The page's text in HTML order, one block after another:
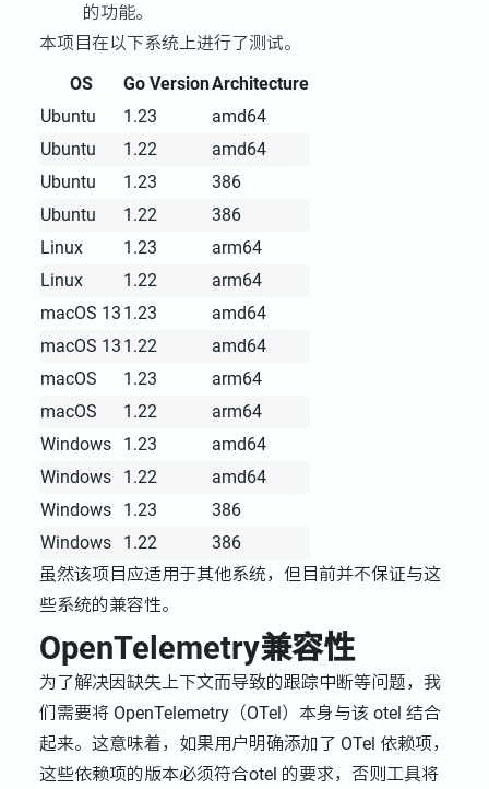
的功能。
本项目在以下系统上进行了测试。
OS
Go VersionArchitecture
Ubuntu
1.23
amd64
Ubuntu
1.22
amd64
Ubuntu
1.23
386
Ubuntu
1.22
386
Linux
1.23
arm64
Linux
1.22
arm64
macOS 13 1.23
amd64
macOS 13 1.22
amd64
macOS
1.23
arm64
macOS
1.22
arm64
Windows
1.23
amd64
Windows
1.22
amd64
Windows
1.23
386
Windows
1.22
386
虽然该项目应适用于其他系统，但目前并不保证与这
些系统的兼容性。
OpenTelemetry兼容性
为了解决因缺失上下文而导致的跟踪中断等问题，我
们需要将 OpenTelemetry（OTel）本身与该 otel 结合
起来。这意味着，如果用户明确添加了 OTel 依赖项，
这些依赖项的版本必须符合otel 的要求，否则工具将